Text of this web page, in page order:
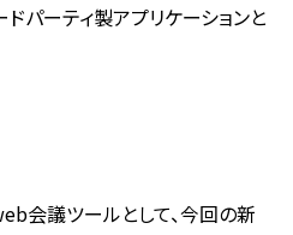
パーティ製アプリケーションと
会議ツールとして、今回の新